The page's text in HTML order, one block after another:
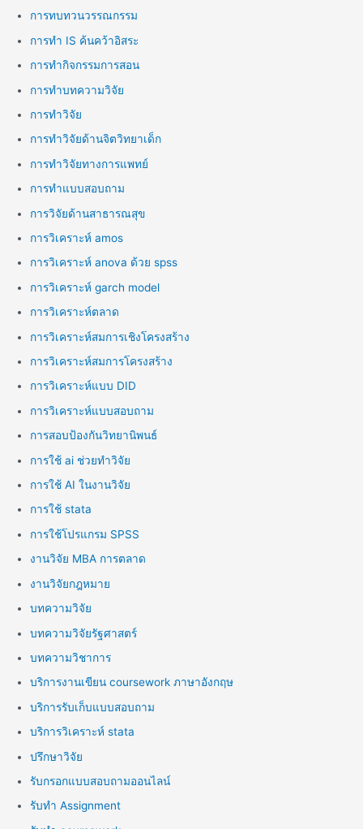
การทบทวนวรรณกรรม
การทำ IS ค้นคว้าอิสระ
การทำกิจกรรมการสอน
การทำบทความวิจัย
การทำวิจัย
การทำวิจัยด้านจิตวิทยาเด็ก
การทำวิจัยทางการแพทย์
การทำแบบสอบถาม
การวิจัยด้านสาธารณสุข
การวิเคราะห์ amos
การวิเคราะห์ anova ด้วย spss
การวิเคราะห์ garch model
การวิเคราะห์ตลาด
การวิเคราะห์สมการเชิงโครงสร้าง
การวิเคราะห์สมการโครงสร้าง
การวิเคราะห์แบบ DID
การวิเคราะห์แบบสอบถาม
การสอบป้องกันวิทยานิพนธ์
การใช้ ai ช่วยทำวิจัย
การใช้ AI ในงานวิจัย
การใช้ stata
การใช้โปรแกรม SPSS
งานวิจัย MBA การตลาด
งานวิจัยกฎหมาย
บทความวิจัย
บทความวิจัยรัฐศาสตร์
บทความวิชาการ
บริการงานเขียน coursework ภาษาอังกฤษ
บริการรับเก็บแบบสอบถาม
บริการวิเคราะห์ stata
ปรึกษาวิจัย
รับกรอกแบบสอบถามออนไลน์
รับทำ Assignment